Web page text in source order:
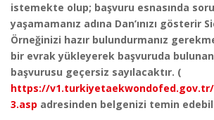
istemekte olup; başvuru esnasında
yaşamamanız adına Dan’ınızı gösterir
Örneğinizi hazır bulundurmanız
bir evrak yükleyerek başvuruda
başvurusu geçersiz sayılacaktır. (
https://
3.asp adresinden belgenizi temin